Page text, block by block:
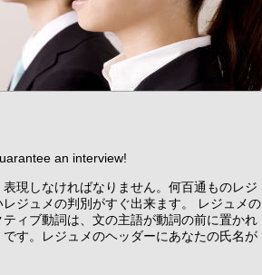
an interview!
現しなければなりません。何百通ものレジ
ジュメの判別がすぐ出来ます。 レジュメの
ィブ動詞は、文の主語が動詞の前に置かれ
す。レジュメのヘッダーにあなたの氏名が